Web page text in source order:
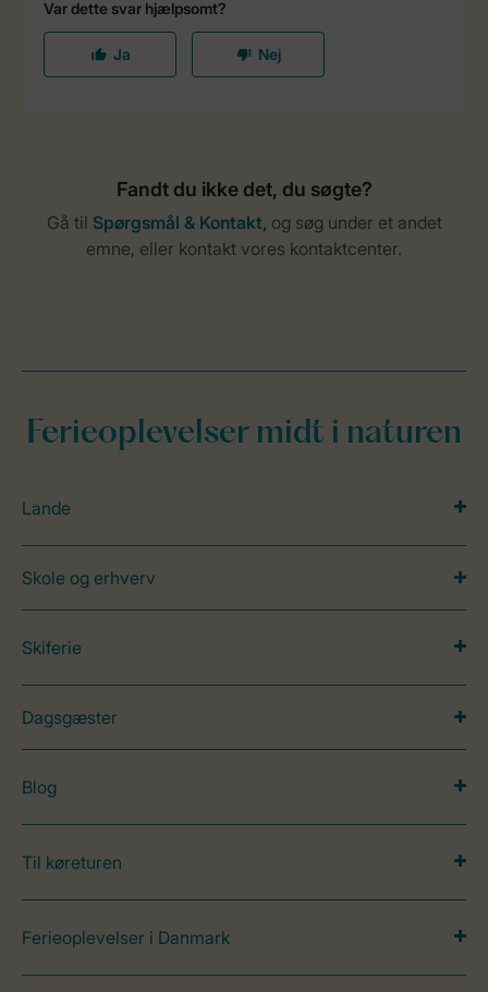
Ferieoplevelser midt i naturen
Lande
Skole og erhverv
Skiferie
Dagsgæster
Blog
Til køreturen
Ferieoplevelser i Danmark